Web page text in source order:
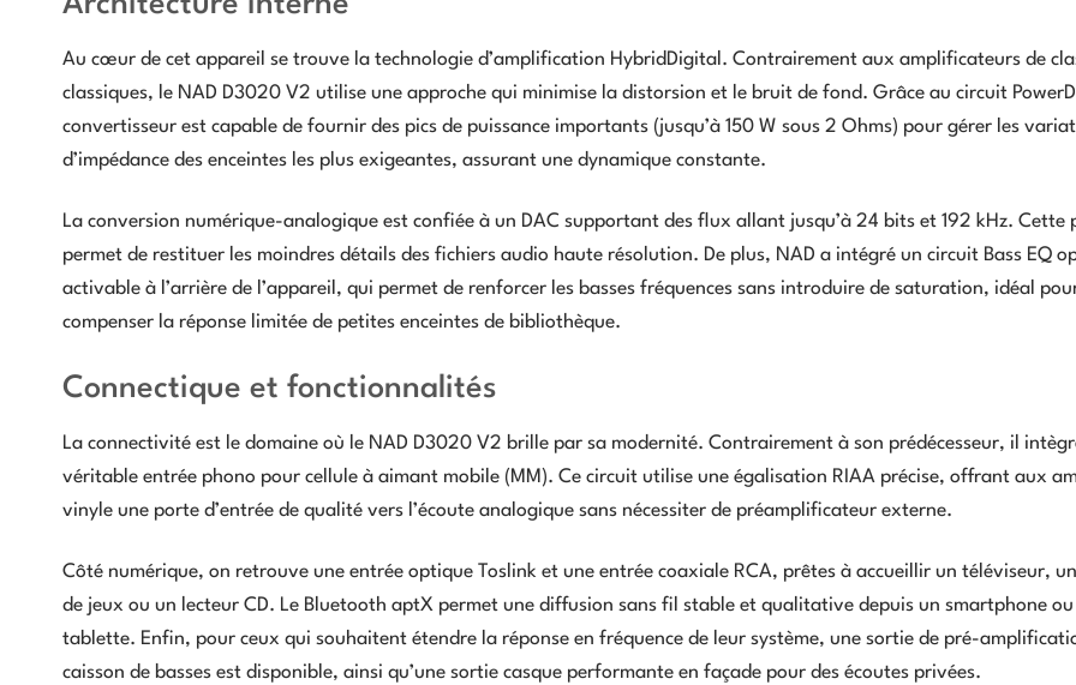
Au cœur de cet appareil se trouve la technologie d’amplification HybridDigital. Contrairement aux amplificateurs de
classiques, le NAD D3020 V2 utilise une approche qui minimise la distorsion et le bruit de fond. Grâce au circuit
convertisseur est capable de fournir des pics de puissance importants (jusqu’à 150 W sous 2 Ohms) pour gérer les
d’impédance des enceintes les plus exigeantes, assurant une dynamique constante.
La conversion numérique-analogique est confiée à un DAC supportant des flux allant jusqu’à 24 bits et 192 kHz. Cette
permet de restituer les moindres détails des fichiers audio haute résolution. De plus, NAD a intégré un circuit Bass EQ
activable à l’arrière de l’appareil, qui permet de renforcer les basses fréquences sans introduire de saturation, idéal
compenser la réponse limitée de petites enceintes de bibliothèque.
Connectique et fonctionnalités
La connectivité est le domaine où le NAD D3020 V2 brille par sa modernité. Contrairement à son prédécesseur, il
véritable entrée phono pour cellule à aimant mobile (MM). Ce circuit utilise une égalisation RIAA précise, offrant aux
vinyle une porte d’entrée de qualité vers l’écoute analogique sans nécessiter de préamplificateur externe.
Côté numérique, on retrouve une entrée optique Toslink et une entrée coaxiale RCA, prêtes à accueillir un téléviseur,
de jeux ou un lecteur CD. Le Bluetooth aptX permet une diffusion sans fil stable et qualitative depuis un smartphone ou
tablette. Enfin, pour ceux qui souhaitent étendre la réponse en fréquence de leur système, une sortie de pré-
caisson de basses est disponible, ainsi qu’une sortie casque performante en façade pour des écoutes privées.